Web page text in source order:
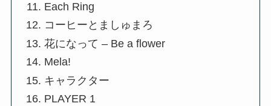
Each Ring
コーヒーとましゅまろ
花になって – Be a flower
Mela!
キャラクター
PLAYER 1